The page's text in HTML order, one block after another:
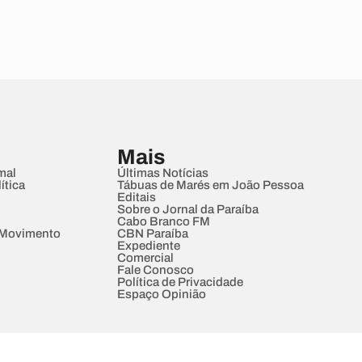
Mais
Últimas Notícias
Tábuas de Marés em João Pessoa
Editais
Sobre o Jornal da Paraíba
Cabo Branco FM
CBN Paraíba
Expediente
Comercial
Fale Conosco
Política de Privacidade
Espaço Opinião